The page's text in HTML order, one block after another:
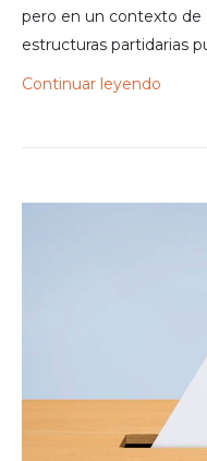
pero en un contexto de
estructuras partidarias
Continuar leyendo